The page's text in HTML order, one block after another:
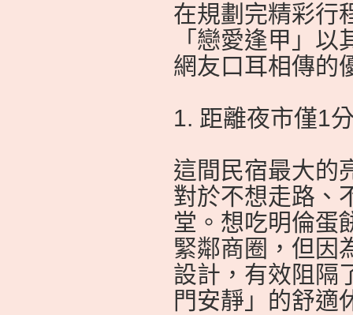
在規劃完精彩行
「戀愛逢甲」
網友口耳相傳的
1. 距離夜市僅1
這間民宿最大的
對於不想走路、
堂。想吃明倫蛋
緊鄰商圈，但因
設計，有效阻隔
門安靜」的舒適